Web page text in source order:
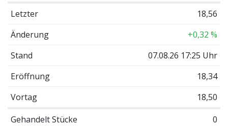
Letzter
18,56
Änderung
+0,32 %
Stand
07.08.26 17:25 Uhr
Eröffnung
18,34
Vortag
18,50
Gehandelt Stücke
0